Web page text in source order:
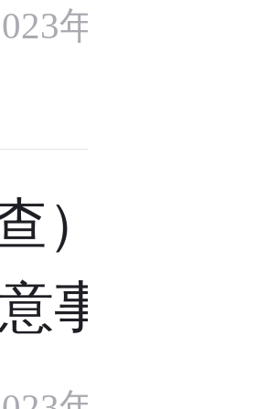
年9月29
）及HPV
事项